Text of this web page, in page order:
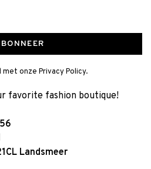
onze Privacy Policy.
favorite fashion boutique!
Landsmeer